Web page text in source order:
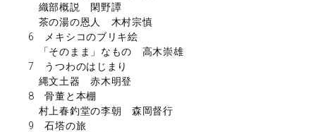
織部概説 閑野譚
茶の湯の恩人 木村宗慎
6 メキシコのブリキ絵
「そのまま」なもの 高木崇雄
7 うつわのはじまり
縄文土器 赤木明登
8 骨董と本棚
村上春釣堂の李朝 森岡督行
9 石塔の旅